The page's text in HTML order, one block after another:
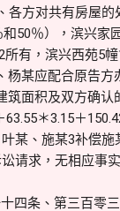
方对共有房屋
50％），滨兴家
有，滨兴西苑5
某应配合原告
面积及双方确
63.55＊3.15＋
某、施某3补偿
请求，无相应事
四条、第三百零